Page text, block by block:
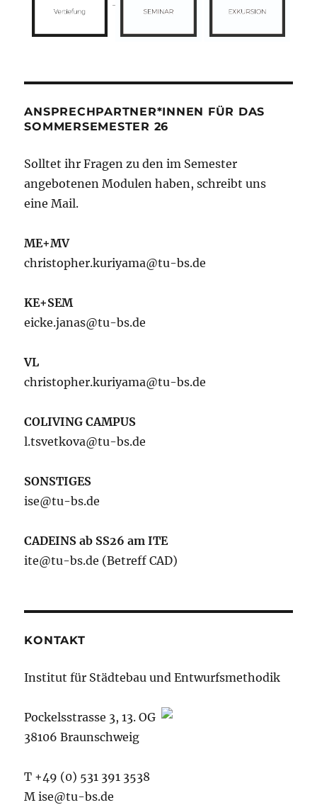
ANSPRECHPARTNER*INNEN FÜR DAS
SOMMERSEMESTER 26
Solltet ihr Fragen zu den im Semester
angebotenen Modulen haben, schreibt uns
eine Mail.
ME+MV
christopher.kuriyama@tu-bs.de
KE+SEM
eicke.janas@tu-bs.de
VL
christopher.kuriyama@tu-bs.de
COLIVING CAMPUS
l.tsvetkova@tu-bs.de
SONSTIGES
ise@tu-bs.de
CADEINS ab SS26 am ITE
ite@tu-bs.de (Betreff CAD)
KONTAKT
Institut für Städtebau und Entwurfsmethodik
Pockelsstrasse 3, 13. OG
38106 Braunschweig
T +49 (0) 531 391 3538
M ise@tu-bs.de